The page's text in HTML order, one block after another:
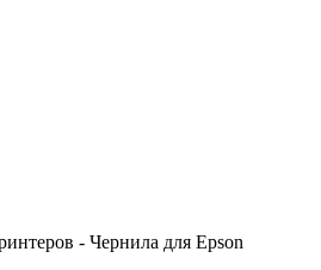
- Чернила для Epson